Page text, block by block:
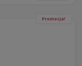
Promocja!